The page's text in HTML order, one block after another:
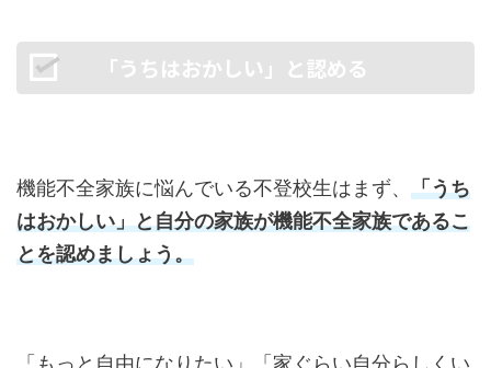
「うちはおかしい」と認める
機能不全家族に悩んでいる不登校生はまず、 「うち
はおかしい」と自分の家族が機能不全家族であるこ
とを認めましょう。
「もっと自由になりたい」「家ぐらい自分らしくい